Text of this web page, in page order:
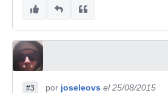
#3 por joseleovs el 25/08/2015